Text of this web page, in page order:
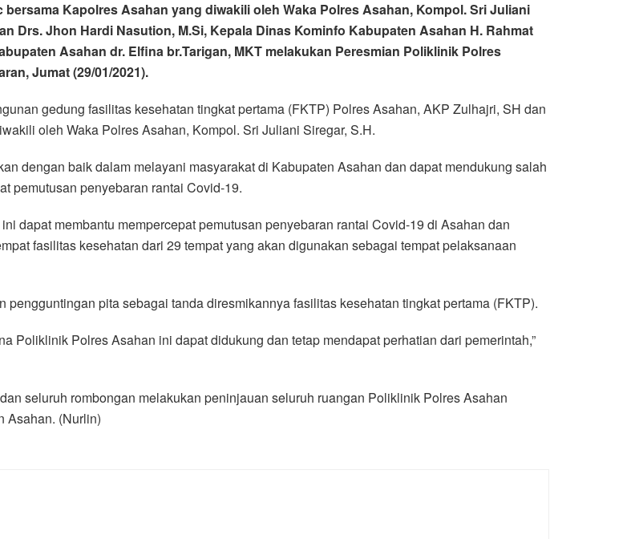
bersama Kapolres Asahan yang diwakili oleh Waka Polres Asahan, Kompol. Sri Juliani
Drs. Jhon Hardi Nasution, M.Si, Kepala Dinas Kominfo Kabupaten Asahan H. Rahmat
Asahan dr. Elfina br.Tarigan, MKT melakukan Peresmian Poliklinik Polres
Jumat (29/01/2021).
gedung fasilitas kesehatan tingkat pertama (FKTP) Polres Asahan, AKP Zulhajri, SH dan
oleh Waka Polres Asahan, Kompol. Sri Juliani Siregar, S.H.
dengan baik dalam melayani masyarakat di Kabupaten Asahan dan dapat mendukung salah
pemutusan penyebaran rantai Covid-19.
dapat membantu mempercepat pemutusan penyebaran rantai Covid-19 di Asahan dan
fasilitas kesehatan dari 29 tempat yang akan digunakan sebagai tempat pelaksanaan
pita sebagai tanda diresmikannya fasilitas kesehatan tingkat pertama (FKTP).
Poliklinik Polres Asahan ini dapat didukung dan tetap mendapat perhatian dari pemerintah,”
seluruh rombongan melakukan peninjauan seluruh ruangan Poliklinik Polres Asahan
Asahan. (Nurlin)